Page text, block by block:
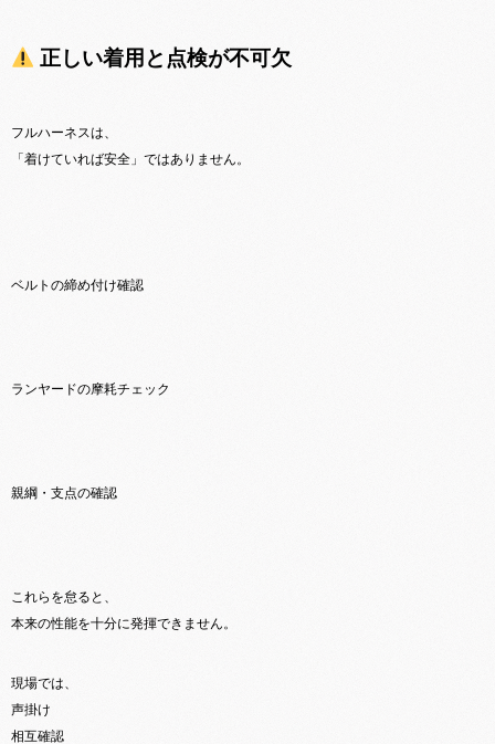
正しい着用と点検が不可欠
フルハーネスは、
「着けていれば安全」ではありません。
ベルトの締め付け確認
ランヤードの摩耗チェック
親綱・支点の確認
これらを怠ると、
本来の性能を十分に発揮できません。
現場では、
声掛け
相互確認